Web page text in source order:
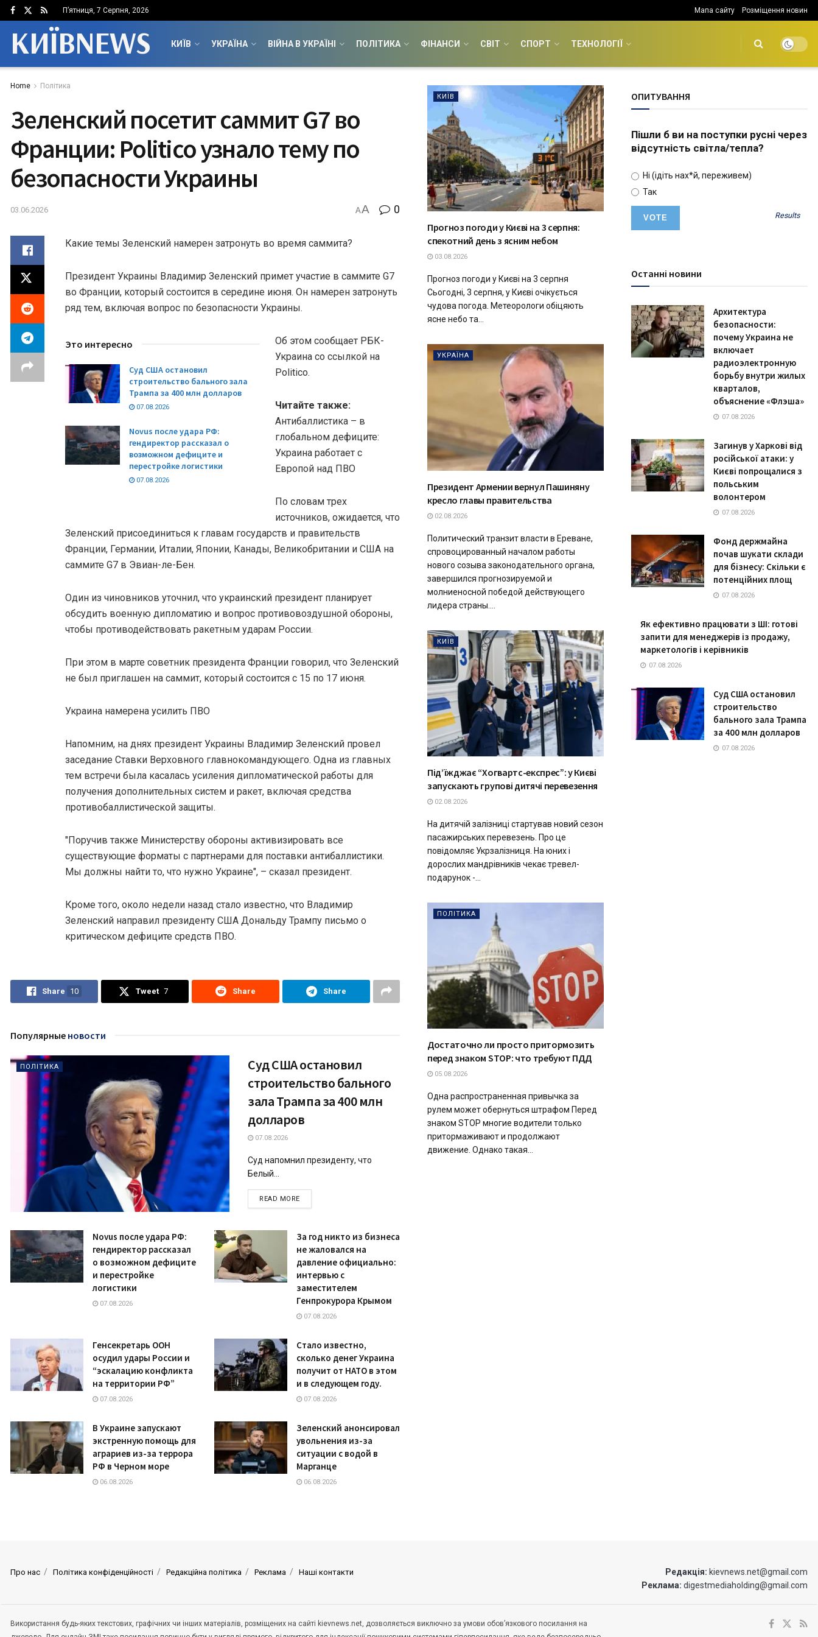
П’ятниця, 7 Серпня, 2026 Мапа сайту Розміщення новин
КИЇВNEWS КИЇВ УКРАЇНА ВІЙНА В УКРАЇНІ ПОЛІТИКА ФІНАНСИ СВІТ СПОРТ ТЕХНОЛОГІЇ
Home Політика
Зеленский посетит саммит G7 во
Франции: Politico узнало тему по
безопасности Украины
03.06.2026 AA 0
Какие темы Зеленский намерен затронуть во время саммита?
Президент Украины Владимир Зеленский примет участие в саммите G7
во Франции, который состоится в середине июня. Он намерен затронуть
ряд тем, включая вопрос по безопасности Украины.
Это интересно
Суд США остановил
строительство бального зала
Трампа за 400 млн долларов
07.08.2026
Novus после удара РФ:
гендиректор рассказал о
возможном дефиците и
перестройке логистики
07.08.2026
Об этом сообщает РБК-
Украина со ссылкой на
Politico.
Читайте также:
Антибаллистика – в
глобальном дефиците:
Украина работает с
Европой над ПВО
По словам трех
источников, ожидается, что
Зеленский присоединиться к главам государств и правительств
Франции, Германии, Италии, Японии, Канады, Великобритании и США на
саммите G7 в Эвиан-ле-Бен.
Один из чиновников уточнил, что украинский президент планирует
обсудить военную дипломатию и вопрос противовоздушной обороны,
чтобы противодействовать ракетным ударам России.
При этом в марте советник президента Франции говорил, что Зеленский
не был приглашен на саммит, который состоится с 15 по 17 июня.
Украина намерена усилить ПВО
Напомним, на днях президент Украины Владимир Зеленский провел
заседание Ставки Верховного главнокомандующего. Одна из главных
тем встречи была касалась усиления дипломатической работы для
получения дополнительных систем и ракет, включая средства
противобаллистической защиты.
"Поручив также Министерству обороны активизировать все
существующие форматы с партнерами для поставки антибаллистики.
Мы должны найти то, что нужно Украине", – сказал президент.
Кроме того, около недели назад стало известно, что Владимир
Зеленский направил президенту США Дональду Трампу письмо о
критическом дефиците средств ПВО.
Share 10 Tweet 7 Share Share
Популярные новости
ПОЛІТИКА
Суд США остановил
строительство бального
зала Трампа за 400 млн
долларов
07.08.2026
Суд напомнил президенту, что
Белый...
READ MOREDETAILS
Novus после удара РФ:
гендиректор рассказал
о возможном дефиците
и перестройке
логистики
07.08.2026
За год никто из бизнеса
не жаловался на
давление официально:
интервью с
заместителем
Генпрокурора Крымом
07.08.2026
Генсекретарь ООН
осудил удары России и
“эскалацию конфликта
на территории РФ”
07.08.2026
Стало известно,
сколько денег Украина
получит от НАТО в этом
и в следующем году.
07.08.2026
В Украине запускают
экстренную помощь для
аграриев из-за террора
РФ в Черном море
06.08.2026
Зеленский анонсировал
увольнения из-за
ситуации с водой в
Марганце
06.08.2026
КИЇВ
Прогноз погоди у Києві на 3 серпня:
спекотний день з ясним небом
03.08.2026
Прогноз погоди у Києві на 3 серпня
Сьогодні, 3 серпня, у Києві очікується
чудова погода. Метеорологи обіцяють
ясне небо та...
УКРАЇНА
Президент Армении вернул Пашиняну
кресло главы правительства
02.08.2026
Политический транзит власти в Ереване,
спровоцированный началом работы
нового созыва законодательного органа,
завершился прогнозируемой и
молниеносной победой действующего
лидера страны....
КИЇВ
Під’їжджає “Хогвартс-експрес”: у Києві
запускають групові дитячі перевезення
02.08.2026
На дитячій залізниці стартував новий сезон
пасажирських перевезень. Про це
повідомляє Укрзалізниця. На юних і
дорослих мандрівників чекає тревел-
подарунок -...
ПОЛІТИКА
Достаточно ли просто притормозить
перед знаком STOP: что требуют ПДД
05.08.2026
Одна распространенная привычка за
рулем может обернуться штрафом Перед
знаком STOP многие водители только
притормаживают и продолжают
движение. Однако такая...
ОПИТУВАННЯ
Пішли б ви на поступки русні через
відсутність світла/тепла?
Ні (ідіть нах*й, переживем)
Так
Results
Останні новини
Архитектура
безопасности:
почему Украина не
включает
радиоэлектронную
борьбу внутри жилых
кварталов,
объяснение «Флэша»
07.08.2026
Загинув у Харкові від
російської атаки: у
Києві попрощалися з
польським
волонтером
07.08.2026
Фонд держмайна
почав шукати склади
для бізнесу: Скільки є
потенційних площ
07.08.2026
Як ефективно працювати з ШІ: готові
запити для менеджерів із продажу,
маркетологів і керівників
07.08.2026
Суд США остановил
строительство
бального зала Трампа
за 400 млн долларов
07.08.2026
Про нас Політика конфіденційності Редакційна політика Реклама Наші контакти Редакція: kievnews.net@gmail.com
Реклама: digestmediaholding@gmail.com
Використання будь-яких текстових, графічних чи інших матеріалів, розміщених на сайті kievnews.net, дозволяється виключно за умови обов’язкового посилання на